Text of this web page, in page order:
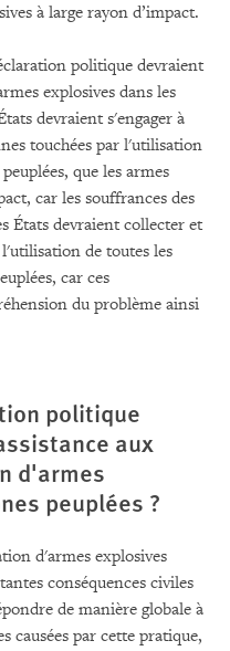
à large rayon d’impact.
politique devraient
explosives dans les
devraient s'engager à
touchées par l'utilisation
que les armes
car les souffrances des
États devraient collecter et
de toutes les
car ces
du problème ainsi
politique
aux
d'armes
peuplées ?
d'armes explosives
conséquences civiles
de manière globale à
causées par cette pratique,